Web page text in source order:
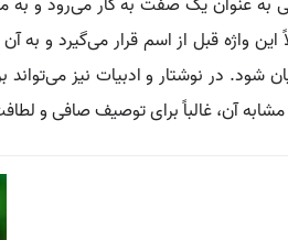
واژه قبل از اسم قرار می‌گیرد و
شود. در نوشتار و ادبیات نیز می‌تواند
آن، غالباً برای توصیف صافی و